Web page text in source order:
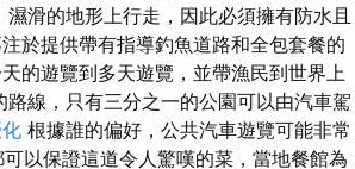
滑的地形上行走，因此必須擁有防水且
於提供帶有指導釣魚道路和全包套餐的
的遊覽到多天遊覽，並帶漁民到世界上
路線，只有三分之一的公園可以由汽車駕
根據誰的偏好，公共汽車遊覽可能非常
以保證這道令人驚嘆的菜，當地餐館為